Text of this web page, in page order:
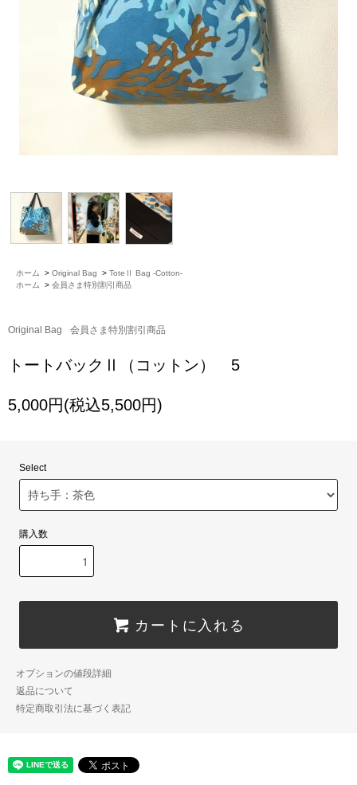
ホーム > Original Bag > ToteⅡ Bag -Cotton-
ホーム
> 会員さま特別割引商品
Original Bag 会員さま特別割引商品
トートバックⅡ（コットン） 5
5,000円(税込5,500円)
Select
購入数
カートに入れる
オプションの値段詳細
返品について
特定商取引法に基づく表記